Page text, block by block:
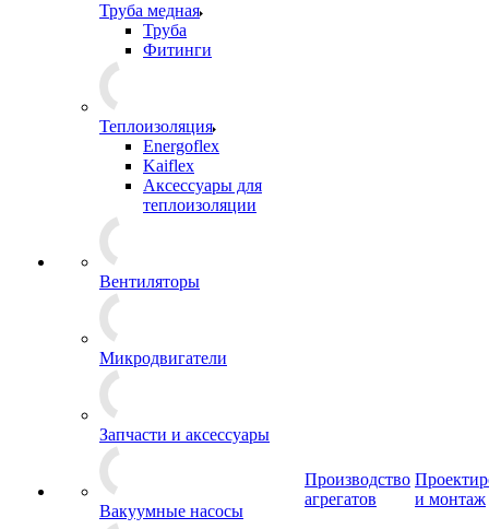
Труба медная
Труба
Фитинги
Теплоизоляция
Energoflex
Kaiflex
Аксессуары для
теплоизоляции
Вентиляторы
Микродвигатели
Запчасти и аксессуары
Вакуумные насосы
Производство
агрегатов
и монтаж